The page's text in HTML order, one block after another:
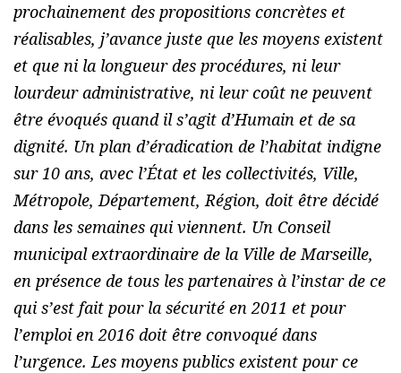
prochainement des propositions concrètes et
réalisables, j’avance juste que les moyens existent
et que ni la longueur des procédures, ni leur
lourdeur administrative, ni leur coût ne peuvent
être évoqués quand il s’agit d’Humain et de sa
dignité. Un plan d’éradication de l’habitat indigne
sur 10 ans, avec l’État et les collectivités, Ville,
Métropole, Département, Région, doit être décidé
dans les semaines qui viennent. Un Conseil
municipal extraordinaire de la Ville de Marseille,
en présence de tous les partenaires à l’instar de ce
qui s’est fait pour la sécurité en 2011 et pour
l’emploi en 2016 doit être convoqué dans
l’urgence. Les moyens publics existent pour ce